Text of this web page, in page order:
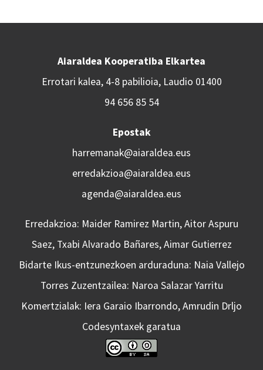
Aiaraldea Kooperatiba Elkartea
Errotari kalea, 4-8 pabilioia, Laudio 01400
94 656 85 54
Epostak
harremanak@aiaraldea.eus
erredakzioa@aiaraldea.eus
agenda@aiaraldea.eus
Erredakzioa: Maider Ramirez Martin, Aitor Aspuru
Saez, Txabi Alvarado Bañares, Aimar Gutierrez
Bidarte Ikus-entzunezkoen arduraduna: Naia Vallejo
Torres Zuzentzailea: Naroa Salazar Yarritu
Komertzialak: Iera Garaio Ibarrondo, Amrudin Drljo
Codesyntaxek garatua